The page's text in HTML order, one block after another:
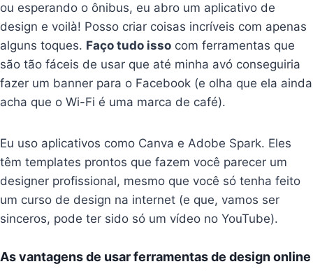
ou esperando o ônibus, eu abro um aplicativo de
design e voilà! Posso criar coisas incríveis com apenas
alguns toques. Faço tudo isso com ferramentas que
são tão fáceis de usar que até minha avó conseguiria
fazer um banner para o Facebook (e olha que ela ainda
acha que o Wi-Fi é uma marca de café).
Eu uso aplicativos como Canva e Adobe Spark. Eles
têm templates prontos que fazem você parecer um
designer profissional, mesmo que você só tenha feito
um curso de design na internet (e que, vamos ser
sinceros, pode ter sido só um vídeo no YouTube).
As vantagens de usar ferramentas de design online